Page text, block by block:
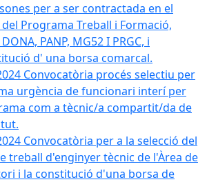
per a ser contractada en el
Programa Treball i Formació,
PANP, MG52 I PRGC, i
d' una borsa comarcal.
Convocatòria procés selectiu per
urgència de funcionari interí per
com a tècnic/a compartit/da de
Convocatòria per a la selecció del
treball d'enginyer tècnic de l'Àrea de
i la constitució d'una borsa de